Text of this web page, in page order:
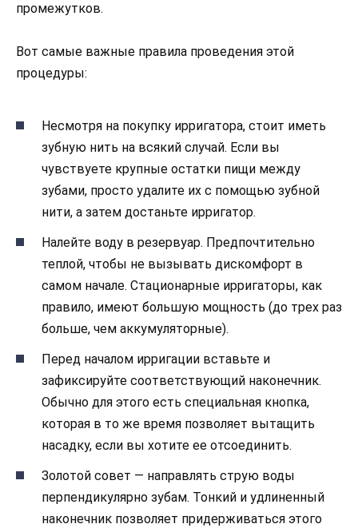
промежутков.
Вот самые важные правила проведения этой
процедуры:
Несмотря на покупку ирригатора, стоит иметь
зубную нить на всякий случай. Если вы
чувствуете крупные остатки пищи между
зубами, просто удалите их с помощью зубной
нити, а затем достаньте ирригатор.
Налейте воду в резервуар. Предпочтительно
теплой, чтобы не вызывать дискомфорт в
самом начале. Стационарные ирригаторы, как
правило, имеют большую мощность (до трех раз
больше, чем аккумуляторные).
Перед началом ирригации вставьте и
зафиксируйте соответствующий наконечник.
Обычно для этого есть специальная кнопка,
которая в то же время позволяет вытащить
насадку, если вы хотите ее отсоединить.
Золотой совет — направлять струю воды
перпендикулярно зубам. Тонкий и удлиненный
наконечник позволяет придерживаться этого